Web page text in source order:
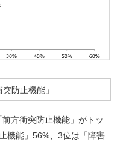
防止機能」
方衝突防止機能」がトッ
機能」56%、3位は「障害